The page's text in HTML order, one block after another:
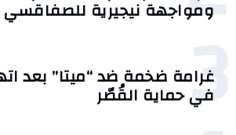
ومواجهة نيجيرية للصفاقسي
3
غرامة ضخمة ضد “ميتا” بعد
في حماية القُصّر